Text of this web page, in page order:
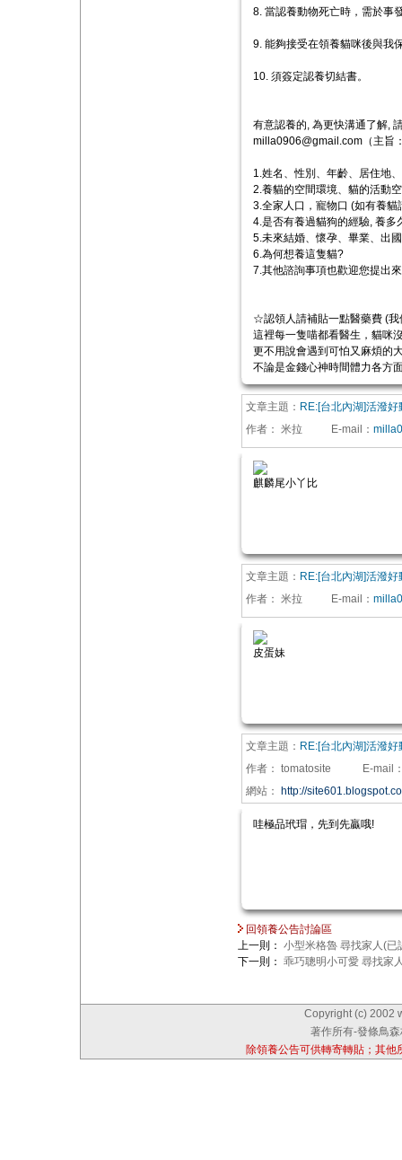
8. 當認養動物死亡時，需於事
9. 能夠接受在領養貓咪後與我
10. 須簽定認養切結書。
有意認養的, 為更快溝通了解,
milla0906@gmail.com（主旨
1.姓名、性別、年齡、居住地
2.養貓的空間環境、貓的活動
3.全家人口，寵物口 (如有養
4.是否有養過貓狗的經驗, 養多
5.未來結婚、懷孕、畢業、出
6.為何想養這隻貓?
7.其他諮詢事項也歡迎您提出來
☆認領人請補貼一點醫藥費 (我
這裡每一隻喵都看醫生，貓咪
更不用說會遇到可怕又麻煩的
不論是金錢心神時間體力各方
文章主題： RE:[台北內湖]活潑好
作者： 米拉 E-mail ：
麒麟尾小丫比
文章主題： RE:[台北內湖]活潑好
作者： 米拉 E-mail ：
皮蛋妹
文章主題： RE:[台北內湖]活潑好
作者： tomatosite E-mail
網站： http://
哇極品玳瑁，先到先贏哦!
回領養公告討論區
上一則： 小型米格魯 尋找家人(已
下一則： 乖巧聰明小可愛 尋找家
Copyright (c) 2002
著作所有-發條鳥
除領養公告可供轉寄轉貼；其